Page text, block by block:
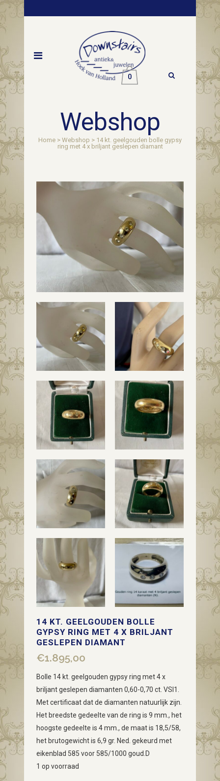
0
Webshop
Home > Webshop > 14 kt. geelgouden bolle gypsy
ring met 4 x briljant geslepen diamant
14 KT. GEELGOUDEN BOLLE
GYPSY RING MET 4 X BRILJANT
GESLEPEN DIAMANT
€1.895,00
Bolle 14 kt. geelgouden gypsy ring met 4 x
briljant geslepen diamanten 0,60-0,70 ct. VSI1.
Met certificaat dat de diamanten natuurlijk zijn.
Het breedste gedeelte van de ring is 9 mm., het
hoogste gedeelte is 4 mm., de maat is 18,5/58,
het brutogewicht is 6,9 gr. Ned. gekeurd met
eikenblad 585 voor 585/1000 goud.D
1 op voorraad